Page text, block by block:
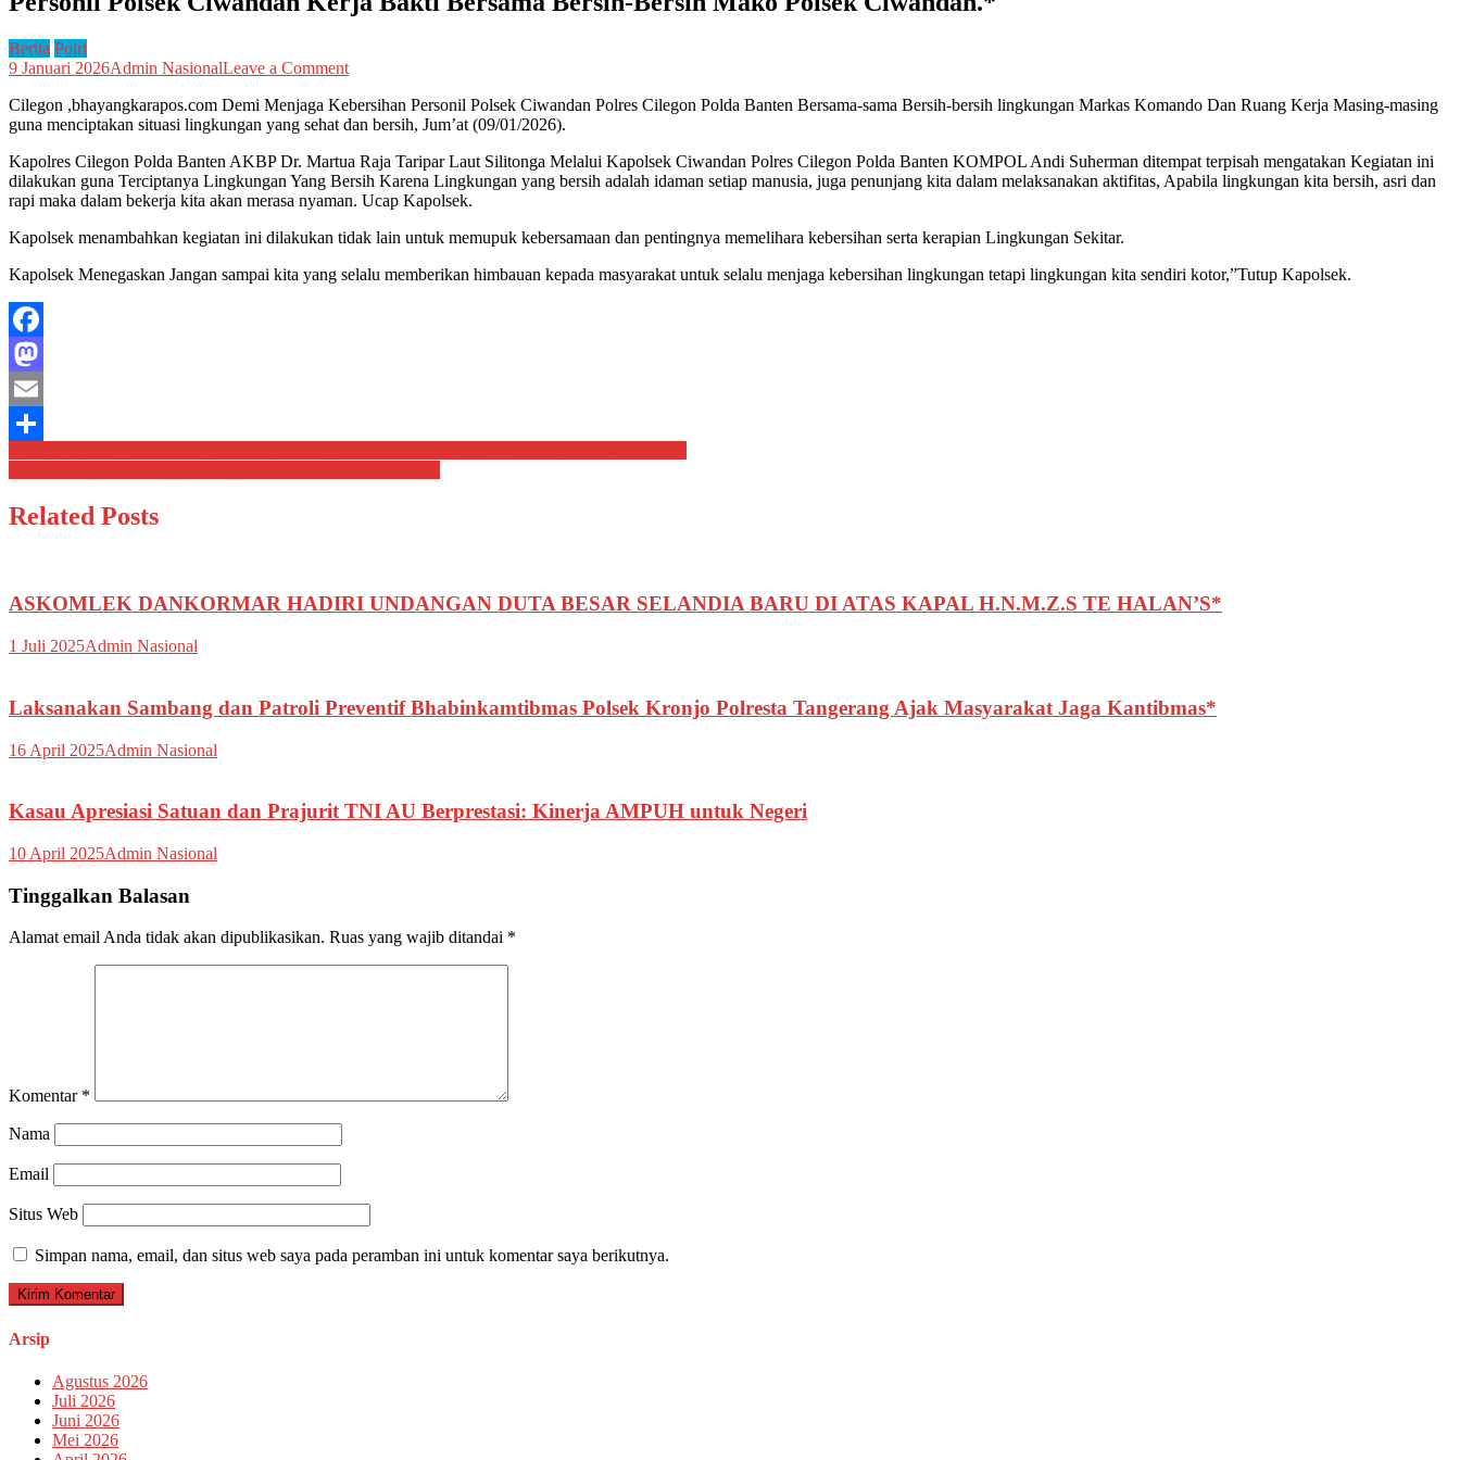
Berita Polri
9 Januari 2026Admin NasionalLeave a Commenton
Polsek
Ciwandan
Bakti
Bersama
Bersih-
Mako
Ciwandan.*
Cilegon ,bhayangkarapos.com Demi Menjaga Kebersihan Personil Polsek Ciwandan Polres Cilegon Polda Banten Bersama-sama Bersih-bersih lingkungan Markas Komando Dan Ruang Kerja Masing-masing
guna menciptakan situasi lingkungan yang sehat dan bersih, Jum’at (09/01/2026).
Kapolres Cilegon Polda Banten AKBP Dr. Martua Raja Taripar Laut Silitonga Melalui Kapolsek Ciwandan Polres Cilegon Polda Banten KOMPOL Andi Suherman ditempat terpisah mengatakan Kegiatan ini
dilakukan guna Terciptanya Lingkungan Yang Bersih Karena Lingkungan yang bersih adalah idaman setiap manusia, juga penunjang kita dalam melaksanakan aktifitas, Apabila lingkungan kita bersih, asri dan
rapi maka dalam bekerja kita akan merasa nyaman. Ucap Kapolsek.
Kapolsek menambahkan kegiatan ini dilakukan tidak lain untuk memupuk kebersamaan dan pentingnya memelihara kebersihan serta kerapian Lingkungan Sekitar.
Kapolsek Menegaskan Jangan sampai kita yang selalu memberikan himbauan kepada masyarakat untuk selalu menjaga kebersihan lingkungan tetapi lingkungan kita sendiri kotor,”Tutup Kapolsek.
Facebook
Mastodon
Email
Share
Navigasi
pos
Related Posts
ASKOMLEK DANKORMAR HADIRI UNDANGAN DUTA BESAR SELANDIA BARU DI ATAS KAPAL H.N.M.Z.S TE HALAN’S*
1 Juli 2025Admin Nasional
Laksanakan Sambang dan Patroli Preventif Bhabinkamtibmas Polsek Kronjo Polresta Tangerang Ajak Masyarakat Jaga Kantibmas*
16 April 2025Admin Nasional
Kasau Apresiasi Satuan dan Prajurit TNI AU Berprestasi: Kinerja AMPUH untuk Negeri
10 April 2025Admin Nasional
Tinggalkan Balasan
Alamat email Anda tidak akan dipublikasikan. Ruas yang wajib ditandai *
Komentar *
Nama
Email
Situs Web
Simpan nama, email, dan situs web saya pada peramban ini untuk komentar saya berikutnya.
Arsip
Agustus 2026
Juli 2026
Juni 2026
Mei 2026